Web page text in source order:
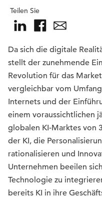
Teilen Sie
Da sich die digitale
stellt der zunehmende
Revolution für das
vergleichbar vom
Internets und der
einem voraussichtlichen
globalen KI-Marktes von
der KI, die
rationalisieren und
Unternehmen beeilen
Technologie zu
bereits KI in ihre